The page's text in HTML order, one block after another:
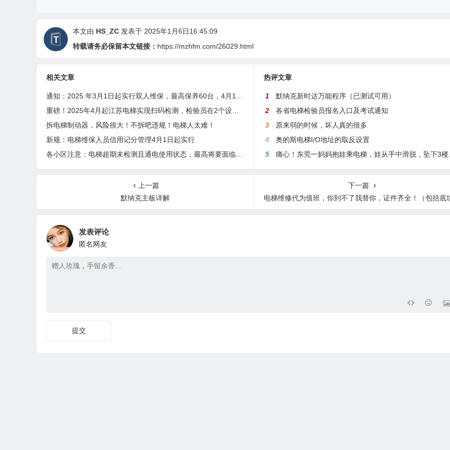
本文由 HS_ZC 发表于 2025年1月6日16:45:09
转载请务必保留本文链接： https://mzhfm.com/26029.html
相关文章
拆电梯制动器，风险很大！不拆吧违规！电梯人太难！
新规：电梯维保人员信用记分管理4月1日起实行
热评文章
1
默纳克新时达万能程序（已测试可用）
2
各省电梯检验员报名入口及考试通知
3
原来弱的时候，坏人真的很多
4
奥的斯电梯I/O地址的取反设置
5
痛心！东莞一妈妈抱娃乘电梯，娃从手中滑脱，坠下3楼身亡
上一篇
默纳克主板详解
下一篇
电梯维修代为值班，你到不了我替你，证件齐全！（包括底坑垃圾清理
发表评论
匿名网友
提交